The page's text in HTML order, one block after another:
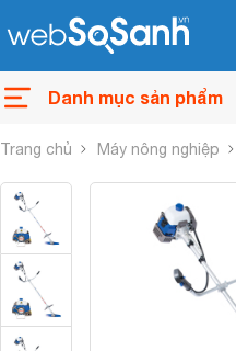
Danh mục sản phẩm
Trang chủ Máy nông nghiệp